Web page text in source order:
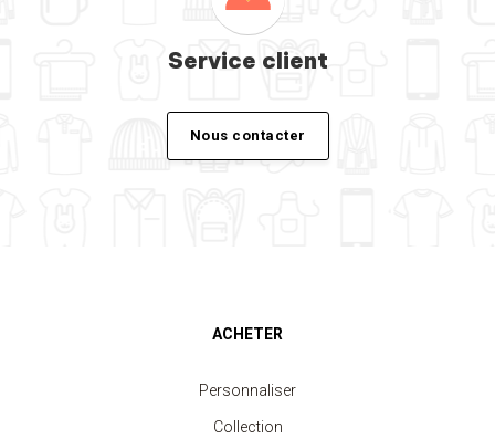
Service client
Nous contacter
ACHETER
Personnaliser
Collection